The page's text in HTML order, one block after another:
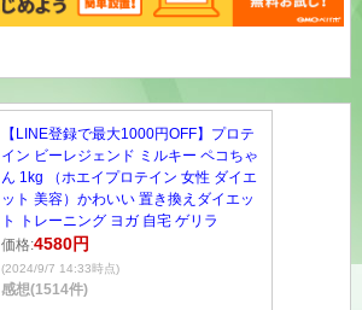
【LINE登録で最大1000円OFF】プロテ
イン ビーレジェンド ミルキー ペコちゃ
ん 1kg （ホエイプロテイン 女性 ダイエ
ット 美容）かわいい 置き換えダイエッ
ト トレーニング ヨガ 自宅 ゲリラ
価格:4580円
(2024/9/7 14:33時点)
感想(1514件)